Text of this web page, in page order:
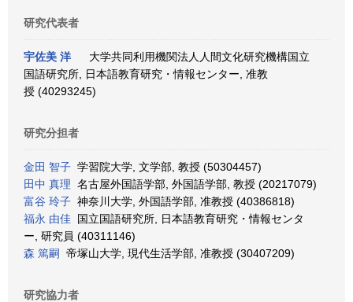
研究代表者
宇佐美 洋
大学共同利用機関法人人間文化研究機構国立
国語研究所, 日本語教育研究・情報センター, 准教
授 (40293245)
研究分担者
金田 智子 学習院大学, 文学部, 教授 (50304457)
田中 真理 名古屋外国語学部, 外国語学部, 教授 (20217079)
富谷 玲子 神奈川大学, 外国語学部, 准教授 (40386818)
福永 由佳 国立国語研究所, 日本語教育研究・情報センタ
ー, 研究員 (40311146)
森 篤嗣
帝塚山大学, 現代生活学部, 准教授 (30407209)
研究協力者